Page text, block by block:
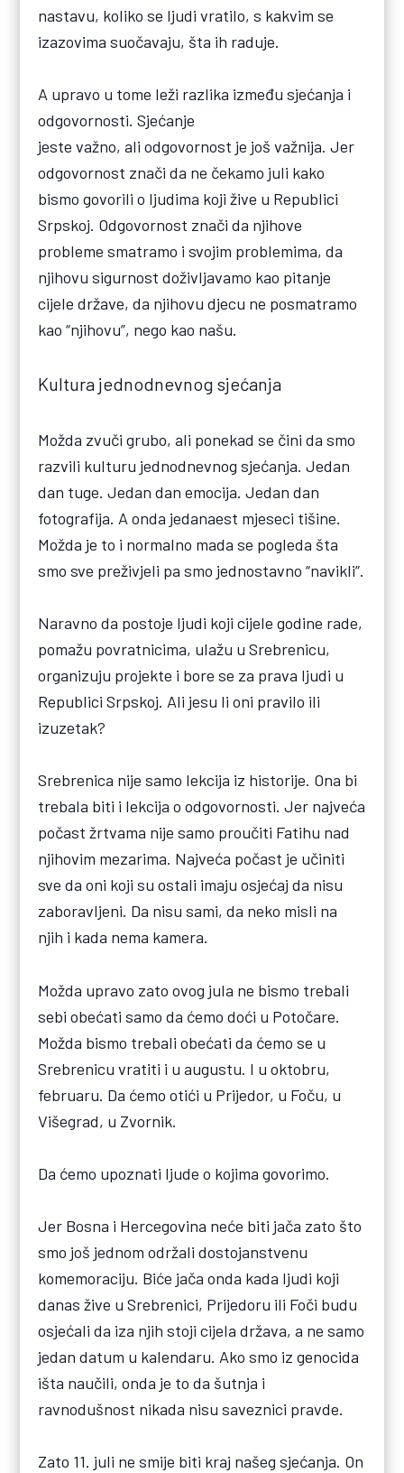
nastavu, koliko se ljudi vratilo, s kakvim se
izazovima suočavaju, šta ih raduje.
A upravo u tome leži razlika između sjećanja i
odgovornosti. Sjećanje
jeste važno, ali odgovornost je još važnija. Jer
odgovornost znači da ne čekamo juli kako
bismo govorili o ljudima koji žive u Republici
Srpskoj. Odgovornost znači da njihove
probleme smatramo i svojim problemima, da
njihovu sigurnost doživljavamo kao pitanje
cijele države, da njihovu djecu ne posmatramo
kao “njihovu”, nego kao našu.
Kultura jednodnevnog sjećanja
Možda zvuči grubo, ali ponekad se čini da smo
razvili kulturu jednodnevnog sjećanja. Jedan
dan tuge. Jedan dan emocija. Jedan dan
fotografija. A onda jedanaest mjeseci tišine.
Možda je to i normalno mada se pogleda šta
smo sve preživjeli pa smo jednostavno “navikli”.
Naravno da postoje ljudi koji cijele godine rade,
pomažu povratnicima, ulažu u Srebrenicu,
organizuju projekte i bore se za prava ljudi u
Republici Srpskoj. Ali jesu li oni pravilo ili
izuzetak?
Srebrenica nije samo lekcija iz historije. Ona bi
trebala biti i lekcija o odgovornosti. Jer najveća
počast žrtvama nije samo proučiti Fatihu nad
njihovim mezarima. Najveća počast je učiniti
sve da oni koji su ostali imaju osjećaj da nisu
zaboravljeni. Da nisu sami, da neko misli na
njih i kada nema kamera.
Možda upravo zato ovog jula ne bismo trebali
sebi obećati samo da ćemo doći u Potočare.
Možda bismo trebali obećati da ćemo se u
Srebrenicu vratiti i u augustu. I u oktobru,
februaru. Da ćemo otići u Prijedor, u Foču, u
Višegrad, u Zvornik.
Da ćemo upoznati ljude o kojima govorimo.
Jer Bosna i Hercegovina neće biti jača zato što
smo još jednom održali dostojanstvenu
komemoraciju. Biće jača onda kada ljudi koji
danas žive u Srebrenici, Prijedoru ili Foči budu
osjećali da iza njih stoji cijela država, a ne samo
jedan datum u kalendaru. Ako smo iz genocida
išta naučili, onda je to da šutnja i
ravnodušnost nikada nisu saveznici pravde.
Zato 11. juli ne smije biti kraj našeg sjećanja. On